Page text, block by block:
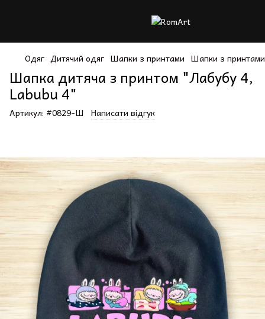
Одяг Дитячий одяг Шапки з принтами Шапки з
Шапка дитяча з принтом "Лабубу 4,
Labubu 4"
Артикул: #0829-Ш Написати відгук